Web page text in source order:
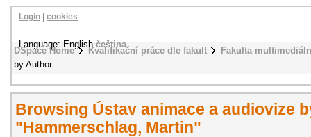
DSpace Home Kvalifikační práce dle fakult
Fakulta
by Author
Login cookies
Language: Englishčeština
Browsing Ústav animace a audiovize
"Hammerschlag, Martin"